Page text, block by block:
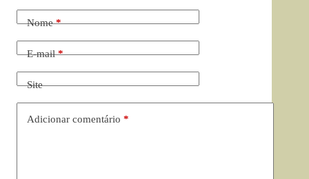
Nome*
E-mail*
Site
Adicionar comentário *